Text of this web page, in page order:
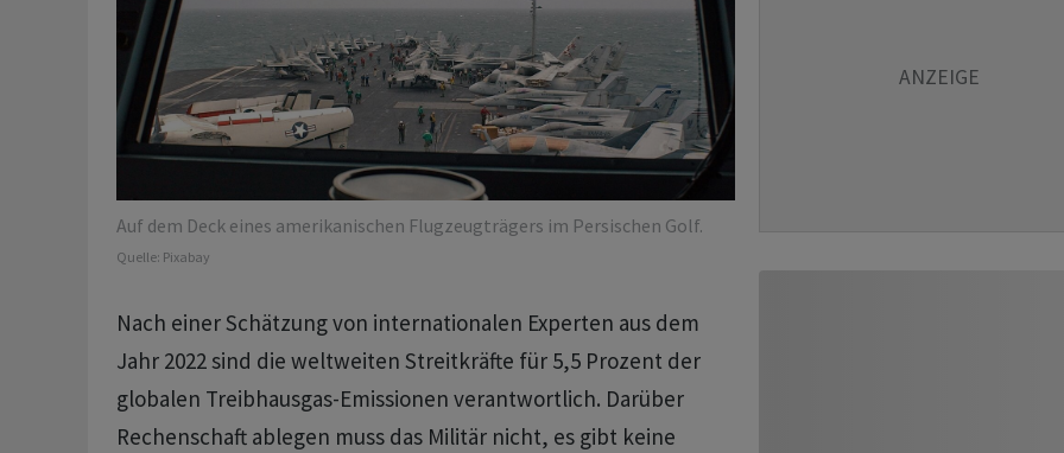
Auf dem Deck eines amerikanischen Flugzeugträgers im Persischen Golf.
Quelle: Pixabay
Nach einer Schätzung von internationalen Experten aus dem
Jahr 2022 sind die weltweiten Streitkräfte für 5,5 Prozent der
globalen Treibhausgas-Emissionen verantwortlich. Darüber
Rechenschaft ablegen muss das Militär nicht, es gibt keine